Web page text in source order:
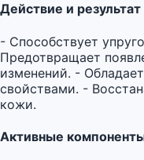
Действие и результат
- Способствует
Предотвращает
изменений. -
свойствами. -
кожи.
Активные